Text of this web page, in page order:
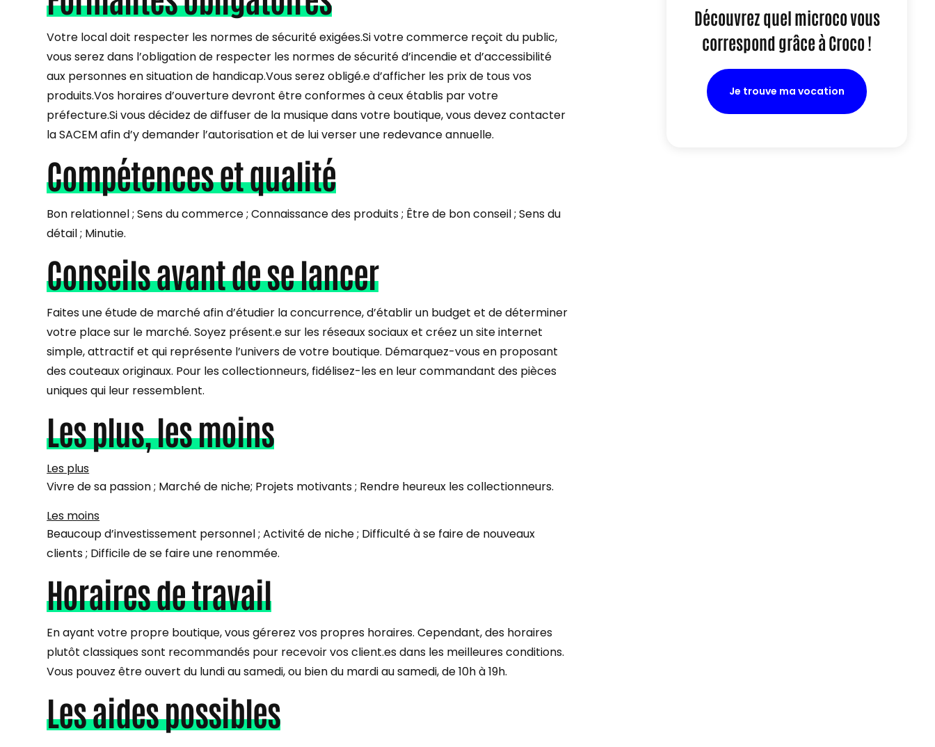
Votre local doit respecter les normes de sécurité exigées.Si votre commerce reçoit du public,
vous serez dans l’obligation de respecter les normes de sécurité d’incendie et d’accessibilité
aux personnes en situation de handicap.Vous serez obligé.e d’afficher les prix de tous vos
produits.Vos horaires d’ouverture devront être conformes à ceux établis par votre
préfecture.Si vous décidez de diffuser de la musique dans votre boutique, vous devez contacter
la SACEM afin d’y demander l’autorisation et de lui verser une redevance annuelle.
Compétences et qualité
Bon relationnel ; Sens du commerce ; Connaissance des produits ; Être de bon conseil ; Sens du
détail ; Minutie.
Conseils avant de se lancer
Faites une étude de marché afin d’étudier la concurrence, d’établir un budget et de déterminer
votre place sur le marché. Soyez présent.e sur les réseaux sociaux et créez un site internet
simple, attractif et qui représente l’univers de votre boutique. Démarquez-vous en proposant
des couteaux originaux. Pour les collectionneurs, fidélisez-les en leur commandant des pièces
uniques qui leur ressemblent.
Les plus, les moins
Les plus
Vivre de sa passion ; Marché de niche; Projets motivants ; Rendre heureux les collectionneurs.
Les moins
Beaucoup d’investissement personnel ; Activité de niche ; Difficulté à se faire de nouveaux
clients ; Difficile de se faire une renommée.
Horaires de travail
En ayant votre propre boutique, vous gérerez vos propres horaires. Cependant, des horaires
plutôt classiques sont recommandés pour recevoir vos client.es dans les meilleures conditions.
Vous pouvez être ouvert du lundi au samedi, ou bien du mardi au samedi, de 10h à 19h.
Découvrez quel microco vous
correspond grâce à Croco !
Je trouve ma vocation
Les aides possibles